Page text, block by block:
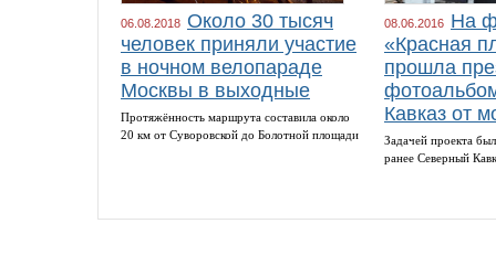
06.08.2018 Около 30 тысяч
человек приняли участие
в ночном велопараде
Москвы в выходные
Протяжённость маршрута составила около
20 км от Суворовской до Болотной площади
08.06.2016 На
«Красная
прошла
Кавказ от
Задачей проекта
ранее Северный